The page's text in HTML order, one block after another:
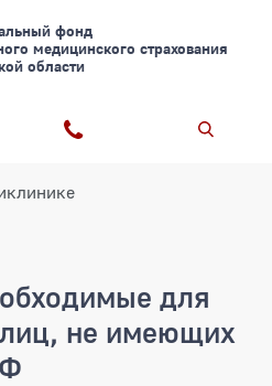
фонд
медицинского страхования
области
для
не имеющих